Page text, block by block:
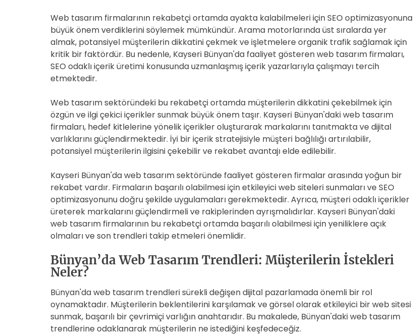
Web tasarım firmalarının rekabetçi ortamda ayakta kalabilmeleri için SEO optimizasyonuna
büyük önem verdiklerini söylemek mümkündür. Arama motorlarında üst sıralarda yer
almak, potansiyel müşterilerin dikkatini çekmek ve işletmelere organik trafik sağlamak için
kritik bir faktördür. Bu nedenle, Kayseri Bünyan'da faaliyet gösteren web tasarım firmaları,
SEO odaklı içerik üretimi konusunda uzmanlaşmış içerik yazarlarıyla çalışmayı tercih
etmektedir.
Web tasarım sektöründeki bu rekabetçi ortamda müşterilerin dikkatini çekebilmek için
özgün ve ilgi çekici içerikler sunmak büyük önem taşır. Kayseri Bünyan'daki web tasarım
firmaları, hedef kitlelerine yönelik içerikler oluşturarak markalarını tanıtmakta ve dijital
varlıklarını güçlendirmektedir. İyi bir içerik stratejisiyle müşteri bağlılığı artırılabilir,
potansiyel müşterilerin ilgisini çekebilir ve rekabet avantajı elde edilebilir.
Kayseri Bünyan'da web tasarım sektöründe faaliyet gösteren firmalar arasında yoğun bir
rekabet vardır. Firmaların başarılı olabilmesi için etkileyici web siteleri sunmaları ve SEO
optimizasyonunu doğru şekilde uygulamaları gerekmektedir. Ayrıca, müşteri odaklı içerikler
üreterek markalarını güçlendirmeli ve rakiplerinden ayrışmalıdırlar. Kayseri Bünyan'daki
web tasarım firmalarının bu rekabetçi ortamda başarılı olabilmesi için yeniliklere açık
olmaları ve son trendleri takip etmeleri önemlidir.
Bünyan’da Web Tasarım Trendleri: Müşterilerin İstekleri
Neler?
Bünyan'da web tasarım trendleri sürekli değişen dijital pazarlamada önemli bir rol
oynamaktadır. Müşterilerin beklentilerini karşılamak ve görsel olarak etkileyici bir web sitesi
sunmak, başarılı bir çevrimiçi varlığın anahtarıdır. Bu makalede, Bünyan'daki web tasarım
trendlerine odaklanarak müşterilerin ne istediğini keşfedeceğiz.